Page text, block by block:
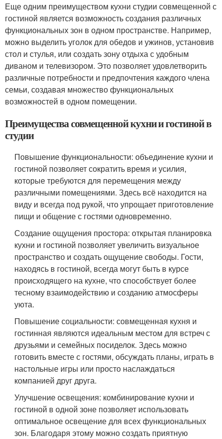
Еще одним преимуществом кухни студии совмещенной с
гостиной является возможность создания различных
функциональных зон в одном пространстве. Например,
можно выделить уголок для обедов и ужинов, установив
стол и стулья, или создать зону отдыха с удобным
диваном и телевизором. Это позволяет удовлетворить
различные потребности и предпочтения каждого члена
семьи, создавая множество функциональных
возможностей в одном помещении.
Преимущества совмещенной кухни и гостиной в
студии
Повышение функциональности: объединение кухни и
гостиной позволяет сократить время и усилия,
которые требуются для перемещения между
различными помещениями. Здесь всё находится на
виду и всегда под рукой, что упрощает приготовление
пищи и общение с гостями одновременно.
Создание ощущения простора: открытая планировка
кухни и гостиной позволяет увеличить визуальное
пространство и создать ощущение свободы. Гости,
находясь в гостиной, всегда могут быть в курсе
происходящего на кухне, что способствует более
тесному взаимодействию и созданию атмосферы
уюта.
Повышение социальности: совмещенная кухня и
гостинная являются идеальным местом для встреч с
друзьями и семейных посиделок. Здесь можно
готовить вместе с гостями, обсуждать планы, играть в
настольные игры или просто наслаждаться
компанией друг друга.
Улучшение освещения: комбинирование кухни и
гостиной в одной зоне позволяет использовать
оптимальное освещение для всех функциональных
зон. Благодаря этому можно создать приятную